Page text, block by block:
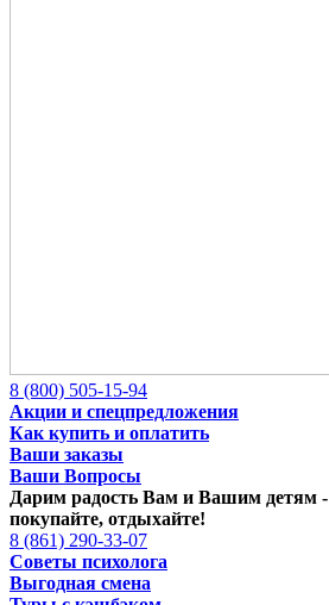
8 (800) 505-15-94
Акции и спецпредложения
Как купить и оплатить
Ваши заказы
Ваши Вопросы
Дарим радость Вам и Вашим детям -
покупайте, отдыхайте!
8 (861) 290-33-07
Советы психолога
Выгодная смена